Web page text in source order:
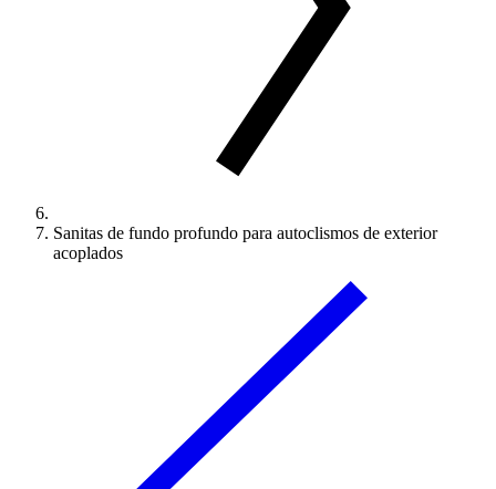
Sanitas de fundo profundo para autoclismos de exterior
acoplados